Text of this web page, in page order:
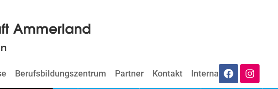
Berufsbildungszentrum Partner Kontakt Internat